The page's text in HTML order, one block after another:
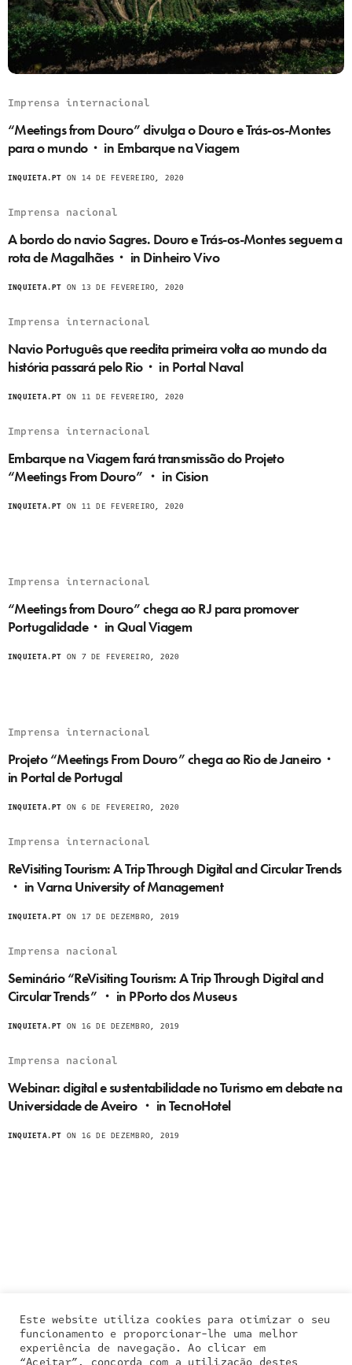
Imprensa internacional
“Meetings from Douro” divulga o Douro e Trás-os-Montes
para o mundo・ in Embarque na Viagem
INQUIETA.PT ON 14 DE FEVEREIRO, 2020
Imprensa nacional
A bordo do navio Sagres. Douro e Trás-os-Montes seguem a
rota de Magalhães・ in Dinheiro Vivo
INQUIETA.PT ON 13 DE FEVEREIRO, 2020
Imprensa internacional
Navio Português que reedita primeira volta ao mundo da
história passará pelo Rio・ in Portal Naval
INQUIETA.PT ON 11 DE FEVEREIRO, 2020
Imprensa internacional
Embarque na Viagem fará transmissão do Projeto
“Meetings From Douro” ・ in Cision
INQUIETA.PT ON 11 DE FEVEREIRO, 2020
Imprensa internacional
“Meetings from Douro” chega ao RJ para promover
Portugalidade・ in Qual Viagem
INQUIETA.PT ON 7 DE FEVEREIRO, 2020
Imprensa internacional
Projeto “Meetings From Douro” chega ao Rio de Janeiro・
in Portal de Portugal
INQUIETA.PT ON 6 DE FEVEREIRO, 2020
Imprensa internacional
ReVisiting Tourism: A Trip Through Digital and Circular Trends
・ in Varna University of Management
INQUIETA.PT ON 17 DE DEZEMBRO, 2019
Imprensa nacional
Seminário “ReVisiting Tourism: A Trip Through Digital and
Circular Trends” ・ in PPorto dos Museus
INQUIETA.PT ON 16 DE DEZEMBRO, 2019
Imprensa nacional
Webinar: digital e sustentabilidade no Turismo em debate na
Universidade de Aveiro ・ in TecnoHotel
INQUIETA.PT ON 16 DE DEZEMBRO, 2019
Este website utiliza cookies para otimizar o seu
funcionamento e proporcionar-lhe uma melhor
experiência de navegação. Ao clicar em